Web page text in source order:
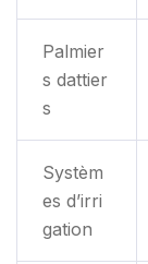
Palmier
s dattier
s
Systèm
es d’irri
gation